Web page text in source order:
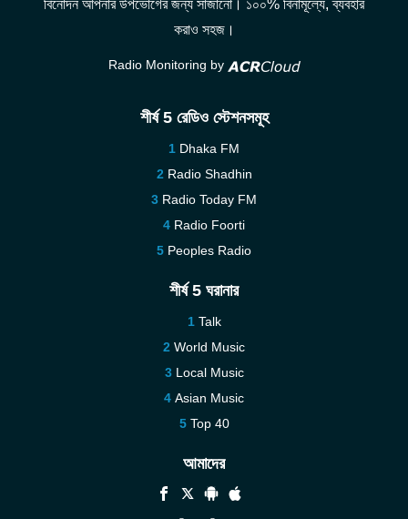
বিনোদন আপনার উপভোগের জন্য সাজানো। ১০০% বিনামূল্যে, ব্যবহার
করাও সহজ।
Radio Monitoring by
শীর্ষ 5 রেডিও স্টেশনসমূহ
Dhaka FM
Radio Shadhin
Radio Today FM
Radio Foorti
Peoples Radio
শীর্ষ 5 ঘরানার
Talk
World Music
Local Music
Asian Music
Top 40
আমাদের